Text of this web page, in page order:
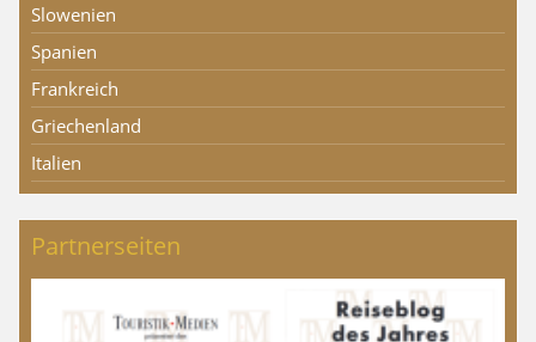
Slowenien
Spanien
Frankreich
Griechenland
Italien
Partnerseiten